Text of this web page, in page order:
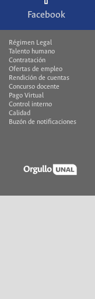
Facebook
Régimen Legal
Talento humano
Contratación
Ofertas de empleo
Rendición de cuentas
Concurso docente
Pago Virtual
Control interno
Calidad
Buzón de notificaciones